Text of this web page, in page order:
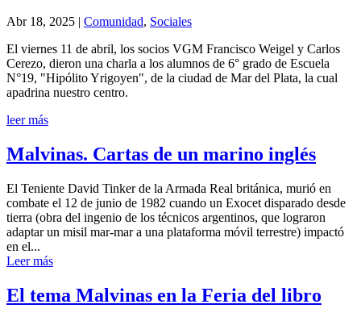
Abr 18, 2025 | Comunidad, Sociales
El viernes 11 de abril, los socios VGM Francisco Weigel y Carlos
Cerezo, dieron una charla a los alumnos de 6° grado de Escuela
N°19, "Hipólito Yrigoyen", de la ciudad de Mar del Plata, la cual
apadrina nuestro centro.
leer más
Malvinas. Cartas de un marino inglés
El Teniente David Tinker de la Armada Real británica, murió en
combate el 12 de junio de 1982 cuando un Exocet disparado desde
tierra (obra del ingenio de los técnicos argentinos, que lograron
adaptar un misil mar-mar a una plataforma móvil terrestre) impactó
en el...
Leer más
El tema Malvinas en la Feria del libro